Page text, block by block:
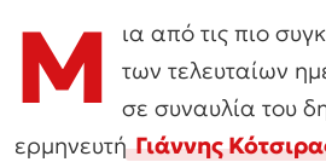
Μ
ια από τις πιο
των τελευταίων
σε συναυλία του
ερμηνευτήΓιάννης